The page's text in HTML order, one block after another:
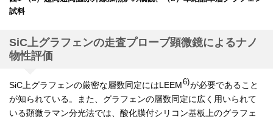
試料
SiC上グラフェンの走査プローブ顕微鏡によるナノ
物性評価
SiC上グラフェンの厳密な層数同定にはLEEM6)が必要であること
が知られている。また、グラフェンの層数同定に広く用いられて
いる顕微ラマン分光法では、酸化膜付シリコン基板上のグラフェ